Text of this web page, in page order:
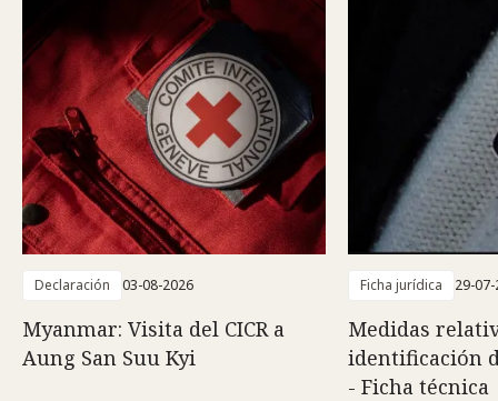
Declaración 03-08-2026
Myanmar: Visita del CICR a
Aung San Suu Kyi
Ficha jurídica 29-
Medidas
identificación
- Ficha técnica